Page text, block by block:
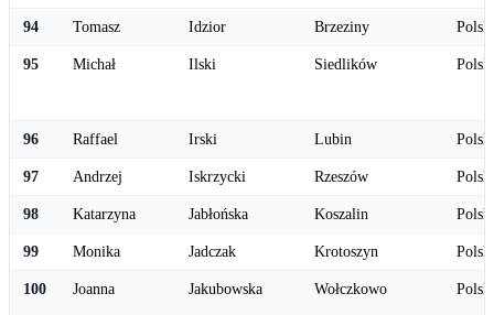
94 Tomasz Idzior Brzeziny
95 Michał Ilski Siedlików
96 Raffael Irski Lubin
97 Andrzej Iskrzycki Rzeszów
98 Katarzyna Jabłońska Koszalin
99 Monika Jadczak Krotoszyn
100 Joanna Jakubowska Wołczkowo